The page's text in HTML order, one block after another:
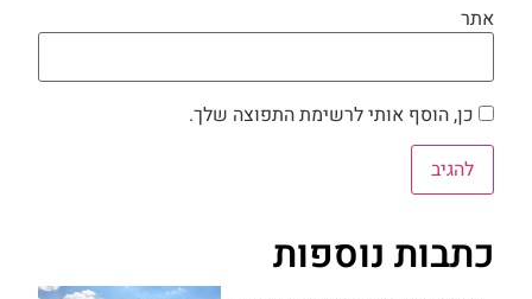
אתר
כן, הוסף אותי לרשימת התפוצה שלך.
כתבות נוספות